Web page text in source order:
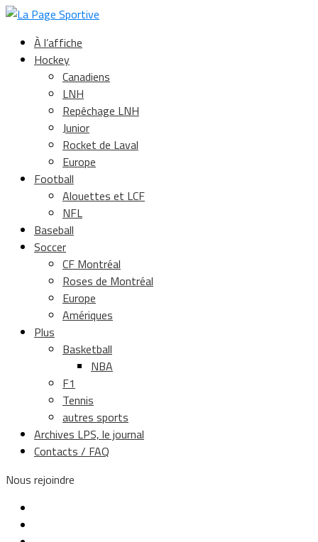
À l’affiche
Hockey
Canadiens
LNH
Repêchage LNH
Junior
Rocket de Laval
Europe
Football
Alouettes et LCF
NFL
Baseball
Soccer
CF Montréal
Roses de Montréal
Europe
Amériques
Plus
Basketball
NBA
F1
Tennis
autres sports
Archives LPS, le journal
Contacts / FAQ
Nous rejoindre